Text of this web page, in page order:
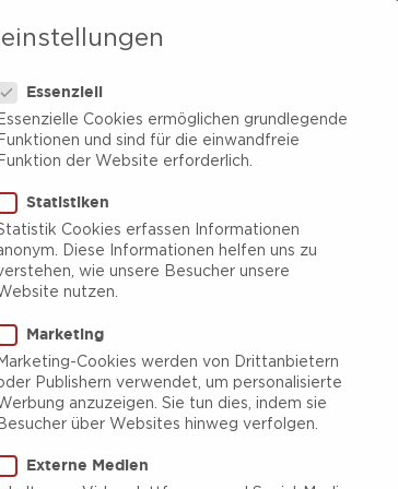
Essenziell
Essenzielle Cookies ermöglichen grundlegende
Funktionen und sind für die einwandfreie
Funktion der Website erforderlich.
Statistiken
Cookies erfassen Informationen
Diese Informationen helfen uns zu
wie unsere Besucher unsere
nutzen.
Marketing
Marketing-Cookies werden von Drittanbietern
Publishern verwendet, um personalisierte
anzuzeigen. Sie tun dies, indem sie
Besucher über Websites hinweg verfolgen.
Externe Medien